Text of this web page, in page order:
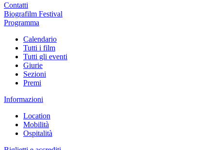
Contatti
Biografilm Festival
Programma
Calendario
Tutti i film
Tutti gli eventi
Giurie
Sezioni
Premi
Informazioni
Location
Mobilità
Ospitalità